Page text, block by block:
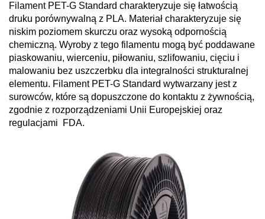
Filament PET-G Standard charakteryzuje się łatwością
druku porównywalną z PLA. Materiał charakteryzuje się
niskim poziomem skurczu oraz wysoką odpornością
chemiczną. Wyroby z tego filamentu mogą być poddawane
piaskowaniu, wierceniu, piłowaniu, szlifowaniu, cięciu i
malowaniu bez uszczerbku dla integralności strukturalnej
elementu. Filament PET-G Standard wytwarzany jest z
surowców, które są dopuszczone do kontaktu z żywnością,
zgodnie z rozporządzeniami Unii Europejskiej oraz
regulacjami FDA.